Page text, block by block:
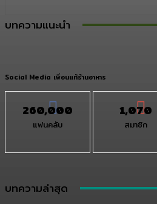
บทความแนะนำ
Social Media เพื่อนแท้ร้านอาหาร
260,000
แฟนคลับ
1,070
สมาชิก
บทความล่าสุด